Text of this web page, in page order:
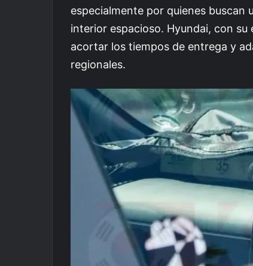
especialmente por quienes buscan
interior espacioso. Hyundai, con
acortar los tiempos de entrega y
regionales.